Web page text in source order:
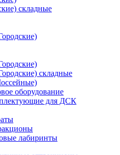
складные
складные
оборудование
для ДСК
лабиринты